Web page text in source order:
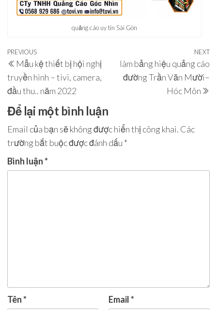
quảng cáo uy tín Sài Gòn
Điều
hướng
bài
viết
Previous
Post
PREVIOUS
Mẫu kệ thiết bị hội nghị
truyền hình – tivi, camera,
đầu thu.. năm 2022
NEXT
làm bảng hiệu quảng cáo
đường Trần Văn Mười–
Hóc Môn
Để lại một bình luận
Email của bạn sẽ không được hiển thị công khai. Các
trường bắt buộc được đánh dấu *
Bình luận*
Tên* Email*